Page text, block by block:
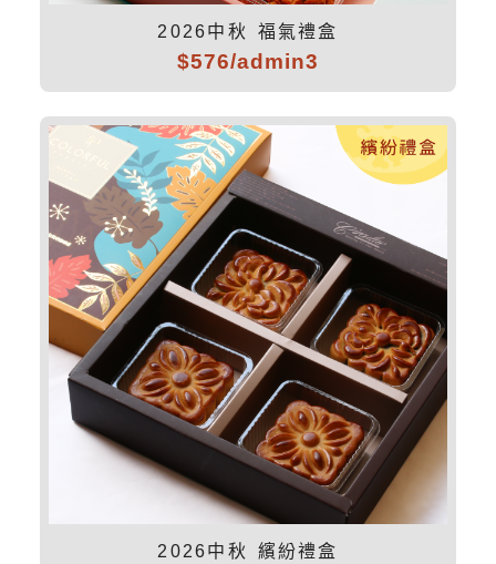
2026中秋 福氣禮盒
$576/admin3
2026中秋 繽紛禮盒